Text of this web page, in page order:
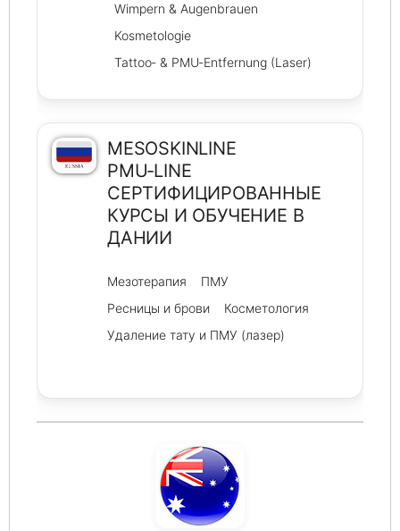
Wimpern & Augenbrauen
Kosmetologie
Tattoo‑ & PMU‑Entfernung (Laser)
MESOSKINLINE
PMU‑LINE
СЕРТИФИЦИРОВАННЫЕ
КУРСЫ И ОБУЧЕНИЕ В
ДАНИИ
Мезотерапия
ПМУ
Ресницы и брови
Косметология
Удаление тату и ПМУ (лазер)